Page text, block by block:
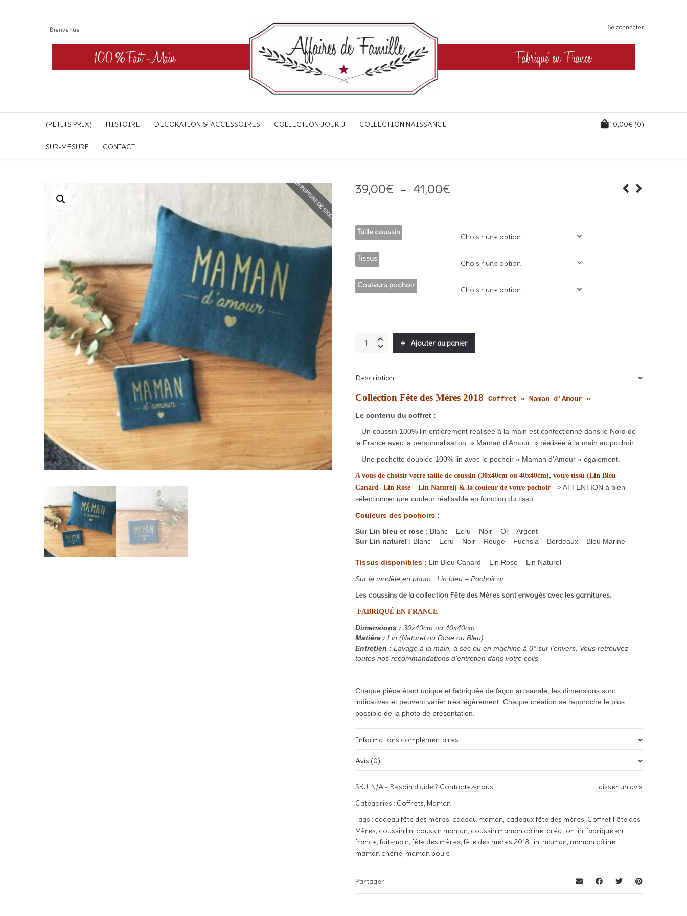
Bienvenue Se connecter
(PETITS PRIX) HISTOIRE DECORATION & ACCESSOIRES COLLECTION JOUR-J COLLECTION NAISSANCE
SUR-MESURE CONTACT
0,00€ (0)
EN RUPTURE DE STOCK 39,00€ – 41,00€
prix :
41,00€
Taille coussin
Tissus
Couleurs pochoir
Coffret
"Maman
quantity
Ajouter au panier
Description
Collection Fête des Mères 2018
Coffret « Maman d’Amour »
Le contenu du coffret :
– Un coussin 100% lin entièrement réalisée à la main est confectionné dans le Nord de
la France avec la personnalisation » Maman d’Amour » réalisée à la main au pochoir.
– Une pochette doublée 100% lin avec le pochoir « Maman d’Amour » également.
A vous de choisir votre taille de coussin (30x40cm ou 40x40cm), votre tissu (Lin Bleu
Canard- Lin Rose – Lin Naturel) & la couleur de votre pochoir-> ATTENTION à bien
sélectionner une couleur réalisable en fonction du tissu.
Couleurs des pochoirs :
Sur Lin bleu et rose : Blanc – Ecru – Noir – Or – Argent
Sur Lin naturel : Blanc – Ecru – Noir – Rouge – Fuchsia – Bordeaux – Bleu Marine
Tissus disponibles : Lin Bleu Canard – Lin Rose – Lin Naturel
Sur le modèle en photo : Lin bleu – Pochoir or
Les coussins de la collection Fête des Mères sont envoyés avec les garnitures.
FABRIQUÉ EN FRANCE
Dimensions : 30x40cm ou 40x40cm
Matière : Lin (Naturel ou Rose ou Bleu)
Entretien : Lavage à la main, à sec ou en machine à 0° sur l’envers. Vous retrouvez
toutes nos recommandations d’entretien dans votre colis.
Chaque pièce étant unique et fabriquée de façon artisanale, les dimensions sont
indicatives et peuvent varier très légèrement. Chaque création se rapproche le plus
possible de la photo de présentation.
Informations complémentaires
Poids 0,02 kg
Taille coussin 30x40cm, 40x40cm
Tissus
Couleurs pochoir
Blanc, Ecru, Noir, Or, Argent, Rouge, Fuschia, Bordeaux, Bleu
Avis (0)
Votre note*
SKU: N/A - Besoin d'aide ? Contactez-nous
Laisser un avis
Catégories : Coffrets, Maman
Tags : cadeau fête des mères, cadeau maman, cadeaux fête des mères, Coffret Fête des
Mères, coussin lin, coussin maman, coussin maman câline, création lin,fabriqué en
france,fait-main,fête des mères,fête des mères 2018, lin, maman, maman câline,
maman chérie, maman poule
Partager